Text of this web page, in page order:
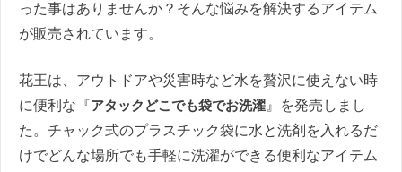
った事はありませんか？そんな悩みを解決するアイテム
が販売されています。
花王は、アウトドアや災害時など水を贅沢に使えない時
に便利な『アタックどこでも袋でお洗濯 』を発売しまし
た。チャック式のプラスチック袋に水と洗剤を入れるだ
けでどんな場所でも手軽に洗濯ができる便利なアイテム